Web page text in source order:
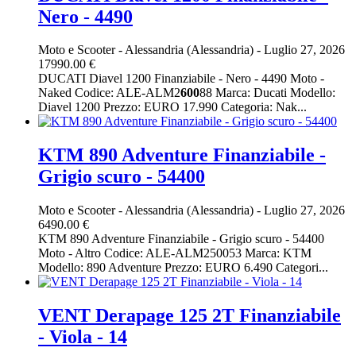
Nero - 4490
Moto e Scooter-Alessandria (Alessandria) - Luglio 27, 2026
17990.00 €
DUCATI Diavel 1200 Finanziabile - Nero - 4490 Moto -
Naked Codice: ALE-ALM260088 Marca: Ducati Modello:
Diavel 1200 Prezzo: EURO 17.990 Categoria: Nak...
KTM 890 Adventure Finanziabile -
Grigio scuro - 54400
Moto e Scooter- Alessandria (Alessandria) - Luglio 27, 2026
6490.00 €
KTM 890 Adventure Finanziabile - Grigio scuro - 54400
Moto - Altro Codice: ALE-ALM250053 Marca: KTM
Modello: 890 Adventure Prezzo: EURO 6.490 Categori...
VENT Derapage 125 2T Finanziabile
- Viola - 14